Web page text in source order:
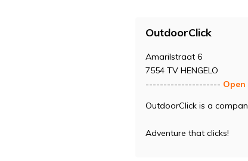
OutdoorClick
Amarilstraat 6
7554 TV HENGELO
---------------------
OutdoorClick is a
Adventure that clicks!